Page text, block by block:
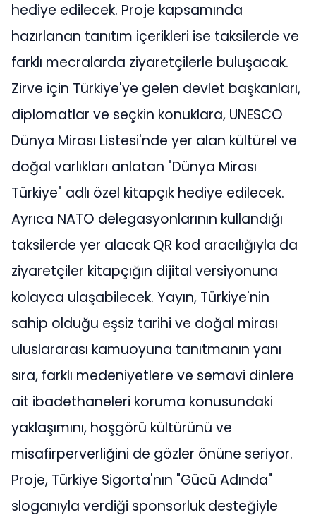
hediye edilecek. Proje kapsamında
hazırlanan tanıtım içerikleri ise taksilerde ve
farklı mecralarda ziyaretçilerle buluşacak.
Zirve için Türkiye'ye gelen devlet başkanları,
diplomatlar ve seçkin konuklara, UNESCO
Dünya Mirası Listesi'nde yer alan kültürel ve
doğal varlıkları anlatan "Dünya Mirası
Türkiye" adlı özel kitapçık hediye edilecek.
Ayrıca NATO delegasyonlarının kullandığı
taksilerde yer alacak QR kod aracılığıyla da
ziyaretçiler kitapçığın dijital versiyonuna
kolayca ulaşabilecek. Yayın, Türkiye'nin
sahip olduğu eşsiz tarihi ve doğal mirası
uluslararası kamuoyuna tanıtmanın yanı
sıra, farklı medeniyetlere ve semavi dinlere
ait ibadethaneleri koruma konusundaki
yaklaşımını, hoşgörü kültürünü ve
misafirperverliğini de gözler önüne seriyor.
Proje, Türkiye Sigorta'nın "Gücü Adında"
sloganıyla verdiği sponsorluk desteğiyle